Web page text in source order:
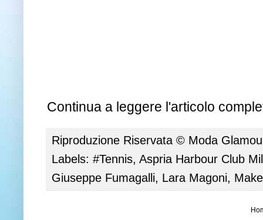
Continua a leggere l'articolo
Riproduzione Riservata © Moda
Labels: #Tennis, Aspria Harbour Club
Giuseppe Fumagalli, Lara Magoni,